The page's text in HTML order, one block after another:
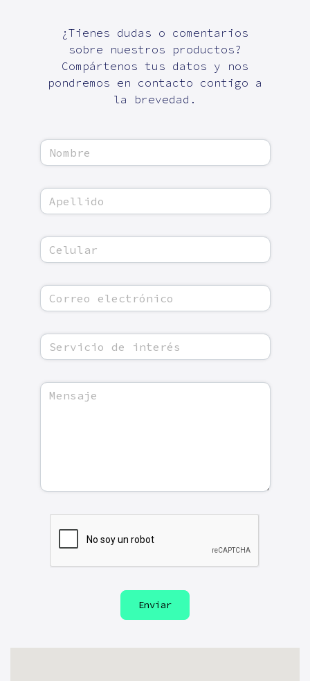
¿Tienes dudas o comentarios
sobre nuestros productos?
Compártenos tus datos y nos
pondremos en contacto contigo a
la brevedad.
Enviar